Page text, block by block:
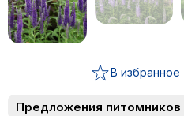
В избранное
Предложения питомников